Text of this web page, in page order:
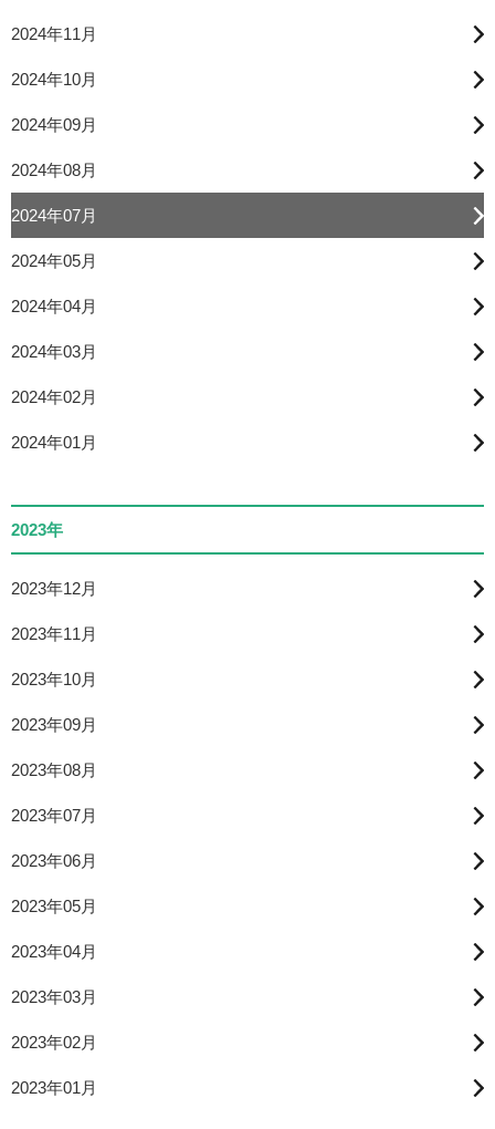
2024年11月
2024年10月
2024年09月
2024年08月
2024年07月
2024年05月
2024年04月
2024年03月
2024年02月
2024年01月
2023年
2023年12月
2023年11月
2023年10月
2023年09月
2023年08月
2023年07月
2023年06月
2023年05月
2023年04月
2023年03月
2023年02月
2023年01月